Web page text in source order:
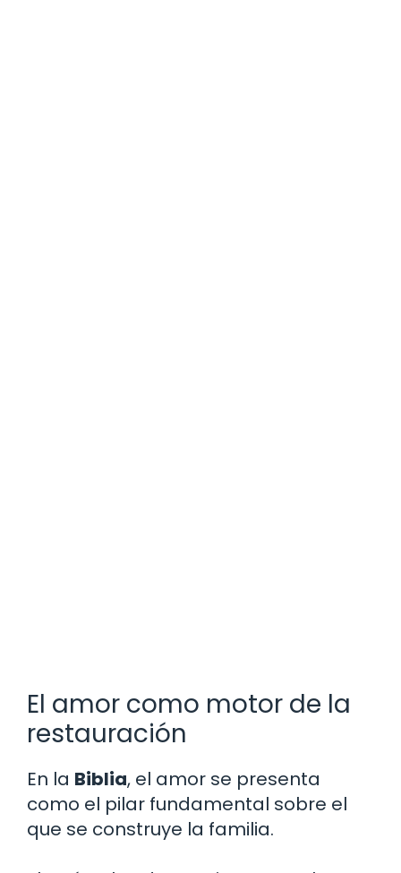
El amor como motor de la
restauración
En la Biblia, el amor se presenta
como el pilar fundamental sobre el
que se construye la familia.